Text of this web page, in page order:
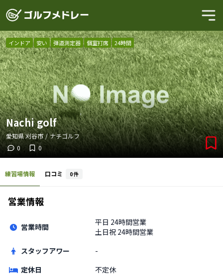
インドア 安い 弾道測定器 個室打席 24時間
Nachi golf
愛知県刈谷市 / ナチゴルフ
0
0
練習場情報 口コミ 0件
営業情報
営業時間 平日 24時間営業
土日祝 24時間営業
スタッフアワー
-
定休日
不定休